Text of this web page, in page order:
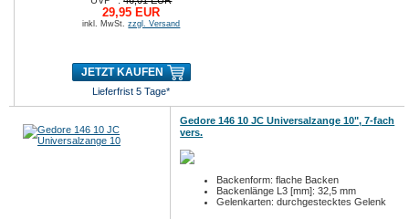
29,95 EUR
inkl. MwSt.zzgl. Versand
JETZT KAUFEN
Lieferfrist 5 Tage*
Gedore 146 10 JC Universalzange 10", 7-fach
vers.
Backenform: flache Backen
Backenlänge L3 [mm]: 32,5 mm
Gelenkarten: durchgestecktes Gelenk